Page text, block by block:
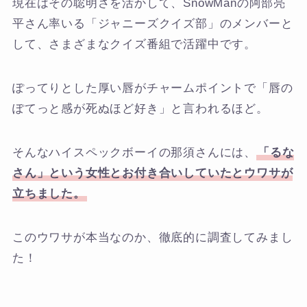
現在はその聡明さを活かして、SnowManの阿部亮
平さん率いる「ジャニーズクイズ部」のメンバーと
して、さまざまなクイズ番組で活躍中です。
ぽってりとした厚い唇がチャームポイントで「唇の
ぽてっと感が死ぬほど好き」と言われるほど。
そんなハイスペックボーイの那須さんには、「るな
さん」という女性とお付き合いしていたとウワサが
立ちました。
このウワサが本当なのか、徹底的に調査してみまし
た！